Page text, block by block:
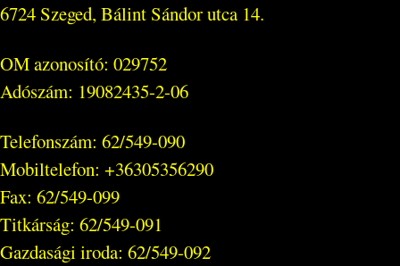
6724 Szeged, Bálint Sándor utca 14.
OM azonosító: 029752
Adószám: 19082435-2-06
Telefonszám: 62/549-090
Mobiltelefon: +36305356290
Fax: 62/549-099
Titkárság: 62/549-091
Gazdasági iroda: 62/549-092